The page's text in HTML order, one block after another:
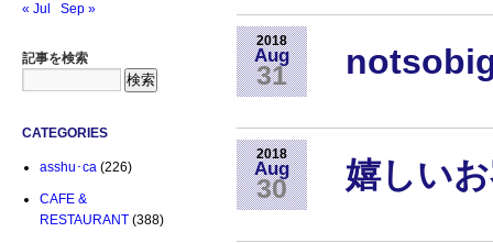
« Jul
Sep »
記事を検索
CATEGORIES
asshu･ca (226)
CAFE &
RESTAURANT (388)
2018
Aug
31
2018
Aug
30 嬉しい